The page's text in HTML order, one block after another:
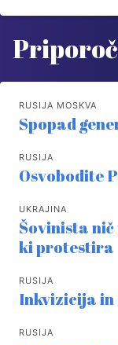
RUSIJA MOSKVA
Spopad
RUSIJA
Osvobodite
UKRAJINA
Šovinista nič
ki protestira
RUSIJA
Inkvizicija in
RUSIJA